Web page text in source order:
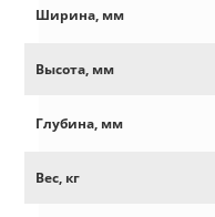
Ширина, мм
Высота, мм
Глубина, мм
Вес, кг